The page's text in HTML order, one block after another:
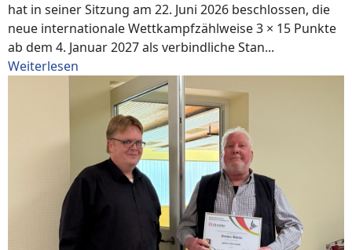
hat in seiner Sitzung am 22. Juni 2026 beschlossen, die
neue internationale Wettkampfzählweise 3 × 15 Punkte
ab dem 4. Januar 2027 als verbindliche Stan...
Weiterlesen